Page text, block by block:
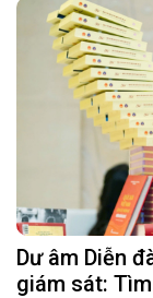
Dư âm Diễn
giám sát: